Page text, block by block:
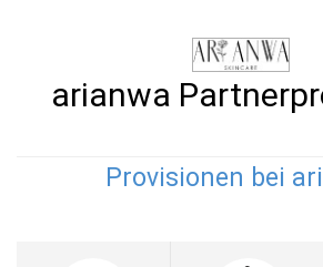
arianwa
Provisionen bei